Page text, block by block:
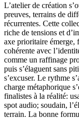
L’atelier de création
preuves, terrains de
récurrentes. Cette
riche de tensions et
axe prioritaire émerge,
cohérente avec
comme un raffinage
puis s’élaguent sans
s’excuser. Le rythme
charge métaphorique
finalistes à la réalité:
spot audio; soudain,
terrain. La bonne